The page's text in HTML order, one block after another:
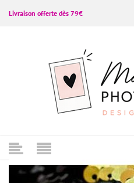
Livraison offerte dès 79€